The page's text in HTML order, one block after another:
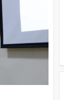
İstanbul
Edildi